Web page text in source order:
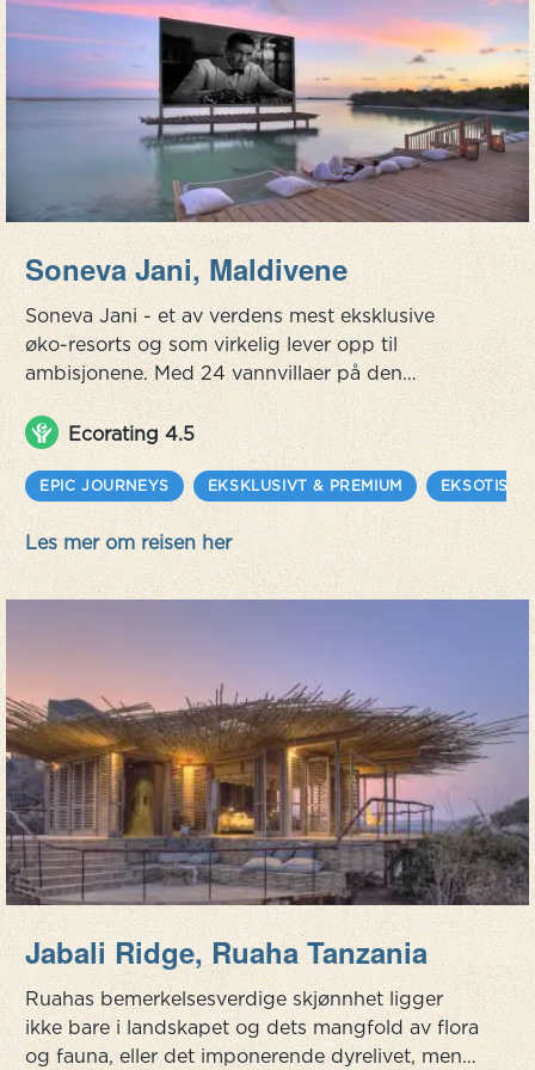
Soneva Jani, Maldivene
Soneva Jani - et av verdens mest eksklusive
øko-resorts og som virkelig lever opp til
ambisjonene. Med 24 vannvillaer på den
ubebodde øya Medhufaru i en stor, privat
lagune i Noonu Atoll, er Soneva Jani i en klasse
for seg. Dette er et sted hvor du vil bli behandlet
som en gjest i stedet for en turist, og luksusen er
avslappet, vennlig og upretensiøs.
Kombinasjonen av bærekraft med eksklusiv...
Ecorating 4.5
EPIC JOURNEYS EKSKLUSIVT & PREMIUM
Les mer om reisen her
Jabali Ridge, Ruaha Tanzania
Ruahas bemerkelsesverdige skjønnhet ligger
ikke bare i landskapet og dets mangfold av flora
og fauna, eller det imponerende dyrelivet, men